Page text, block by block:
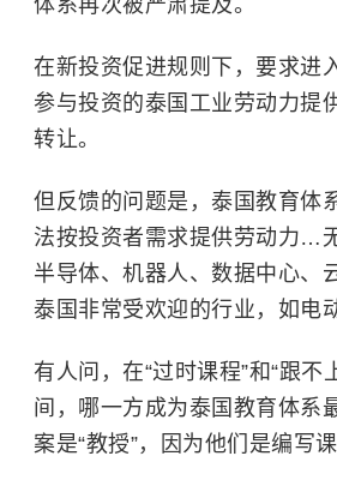
在新投资促进规则下，要求进
参与投资的泰国工业劳动力提
转让。
但反馈的问题是，泰国教育体
法按投资者需求提供劳动力…
半导体、机器人、数据中心、
泰国非常受欢迎的行业，如电
有人问，在“过时课程”和“跟不
间，哪一方成为泰国教育体系
案是“教授”，因为他们是编写